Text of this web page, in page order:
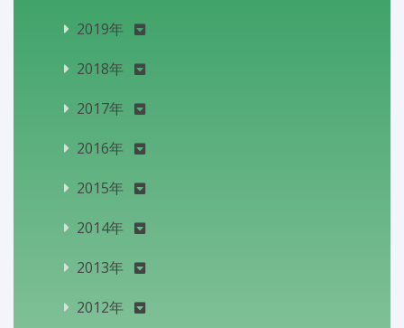
2019年
2018年
2017年
2016年
2015年
2014年
2013年
2012年